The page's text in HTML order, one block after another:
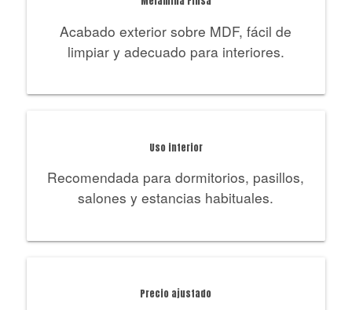
Acabado exterior sobre MDF, fácil de
limpiar y adecuado para interiores.
Uso interior
Recomendada para dormitorios, pasillos,
salones y estancias habituales.
Precio ajustado